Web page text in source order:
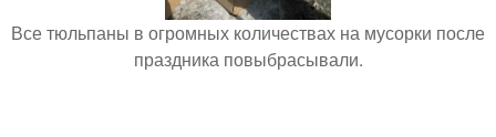
Все тюльпаны в огромных количествах на мусорки после
праздника повыбрасывали.